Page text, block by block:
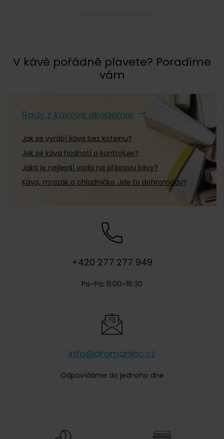
V kávě pořádně plavete? Poradíme
vám
Rady z kávové akademie
Jak se vyrábí káva bez kofeinu?
Jak se káva hodnotí a kontroluje?
Jaká je nejlepší voda na přípravu kávy?
Káva, mrazák a chladnička. Jde to dohromady?
+420 277 277 949
Po–Pá: 8:00–16:30
info@aromaniac.cz
Odpovídáme do jednoho dne